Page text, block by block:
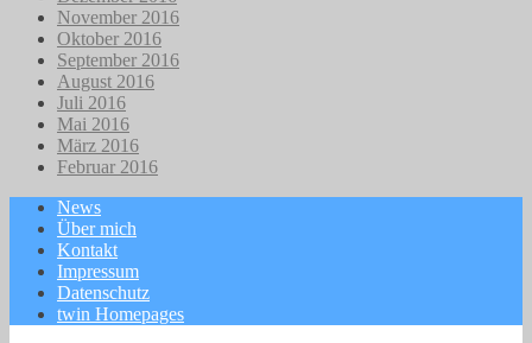
November 2016
Oktober 2016
September 2016
August 2016
Juli 2016
Mai 2016
März 2016
Februar 2016
News
Über mich
Kontakt
Impressum
Datenschutz
twin Homepages